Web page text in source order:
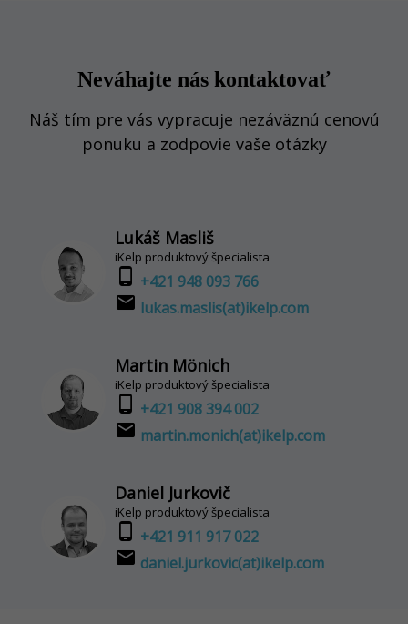
Neváhajte nás kontaktovať
Náš tím pre vás vypracuje nezáväznú cenovú
ponuku a zodpovie vaše otázky
Lukáš Masliš
iKelp produktový špecialista
phone_android +421 948 093 766
email lukas.maslis(at)ikelp.com
Martin Mönich
iKelp produktový špecialista
phone_android +421 908 394 002
email martin.monich(at)ikelp.com
Daniel Jurkovič
iKelp produktový špecialista
phone_android +421 911 917 022
email daniel.jurkovic(at)ikelp.com